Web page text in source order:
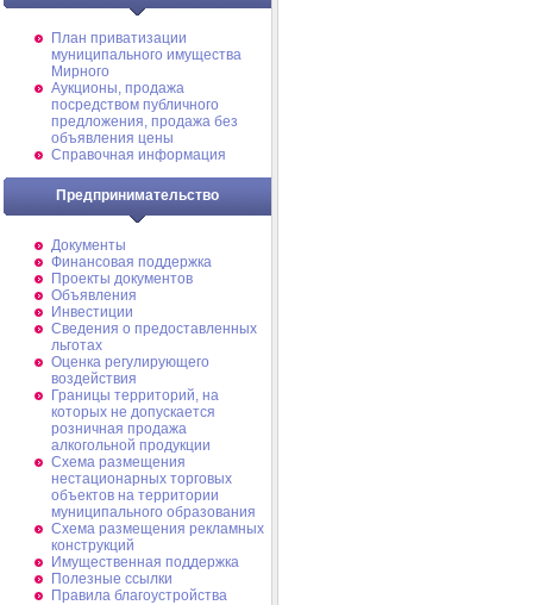
План приватизации
муниципального имущества
Мирного
Аукционы, продажа
посредством публичного
предложения, продажа без
объявления цены
Справочная информация
Предпринимательство
Документы
Финансовая поддержка
Проекты документов
Объявления
Инвестиции
Сведения о предоставленных
льготах
Оценка регулирующего
воздействия
Границы территорий, на
которых не допускается
розничная продажа
алкогольной продукции
Схема размещения
нестационарных торговых
объектов на территории
муниципального образования
Схема размещения рекламных
конструкций
Имущественная поддержка
Полезные ссылки
Правила благоустройства